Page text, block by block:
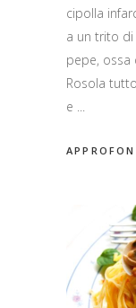
cipolla
a un trito di
pepe, ossa
Rosola
e